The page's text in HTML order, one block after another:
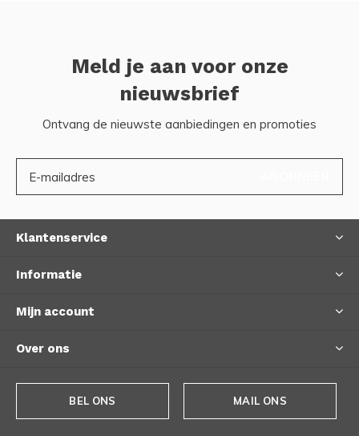
Meld je aan voor onze
nieuwsbrief
Ontvang de nieuwste aanbiedingen en promoties
Klantenservice
Informatie
Mijn account
Over ons
BEL ONS MAIL ONS